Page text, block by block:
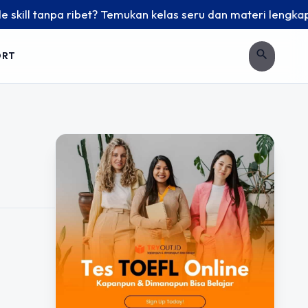
tanpa ribet? Temukan kelas seru dan materi lengkap
search